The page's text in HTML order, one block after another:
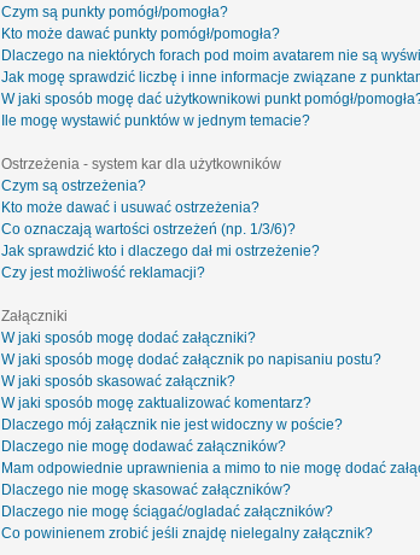
Czym są punkty pomógł/pomogła?
Kto może dawać punkty pomógł/pomogła?
Dlaczego na niektórych forach pod moim avatarem nie są
Jak mogę sprawdzić liczbę i inne informacje związane z
W jaki sposób mogę dać użytkownikowi punkt pomógł/
Ile mogę wystawić punktów w jednym temacie?
Ostrzeżenia - system kar dla użytkowników
Czym są ostrzeżenia?
Kto może dawać i usuwać ostrzeżenia?
Co oznaczają wartości ostrzeżeń (np. 1/3/6)?
Jak sprawdzić kto i dlaczego dał mi ostrzeżenie?
Czy jest możliwość reklamacji?
Załączniki
W jaki sposób mogę dodać załączniki?
W jaki sposób mogę dodać załącznik po napisaniu postu?
W jaki sposób skasować załącznik?
W jaki sposób mogę zaktualizować komentarz?
Dlaczego mój załącznik nie jest widoczny w poście?
Dlaczego nie mogę dodawać załączników?
Mam odpowiednie uprawnienia a mimo to nie mogę dodać
Dlaczego nie mogę skasować załączników?
Dlaczego nie mogę ściągać/ogladać załączników?
Co powinienem zrobić jeśli znajdę nielegalny załącznik?